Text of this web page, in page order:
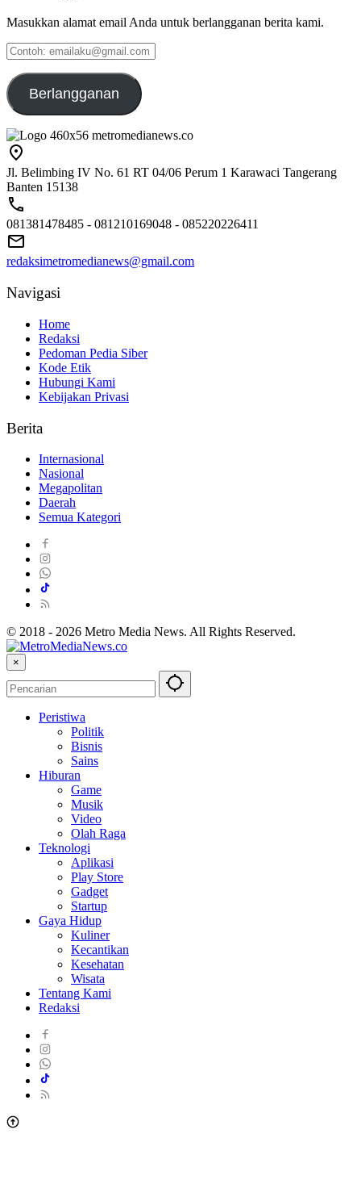
Masukkan alamat email Anda untuk berlangganan berita kami.
Contoh:
emailaku@gmail.com
Berlangganan
Jl. Belimbing IV No. 61 RT 04/06 Perum 1 Karawaci Tangerang
Banten 15138
081381478485 - 081210169048 - 085220226411
redaksimetromedianews@gmail.com
Navigasi
Home
Redaksi
Pedoman Pedia Siber
Kode Etik
Hubungi Kami
Kebijakan Privasi
Berita
Internasional
Nasional
Megapolitan
Daerah
Semua Kategori
© 2018 - 2026 Metro Media News. All Rights Reserved.
×
Peristiwa
Politik
Bisnis
Sains
Hiburan
Game
Musik
Video
Olah Raga
Teknologi
Aplikasi
Play Store
Gadget
Startup
Gaya Hidup
Kuliner
Kecantikan
Kesehatan
Wisata
Tentang Kami
Redaksi